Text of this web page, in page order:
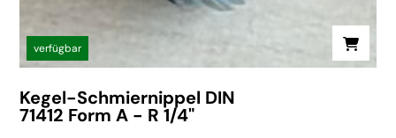
verfügbar
Kegel-Schmiernippel DIN
71412 Form A - R 1/4"